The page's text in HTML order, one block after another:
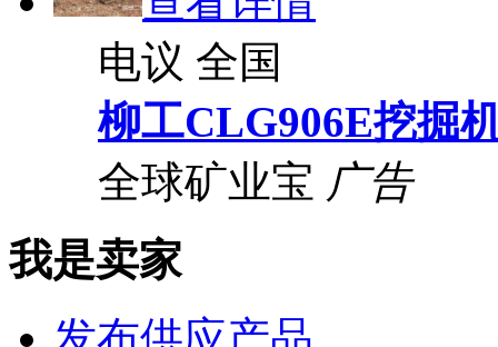
电议 全国
柳工CLG906E挖掘
全球矿业宝 广告
我是卖家
发布供应产品